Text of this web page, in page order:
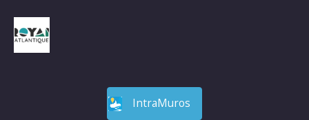
IntraMuros